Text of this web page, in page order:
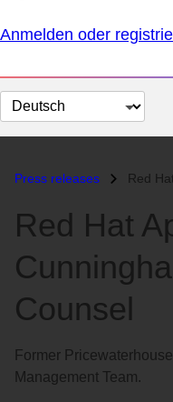
Anmelden oder
Sprache
auswählen
Press releases Red Hat
Red Hat
Counsel
Former
Management Team.